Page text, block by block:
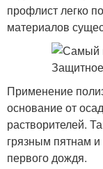
профлист легко
материалов
Применение
основание от
растворителей.
грязным пятнам
первого дождя.